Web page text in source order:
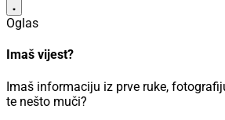
Oglas
Imaš vijest?
Imaš informaciju iz prve ruke,
te nešto muči?